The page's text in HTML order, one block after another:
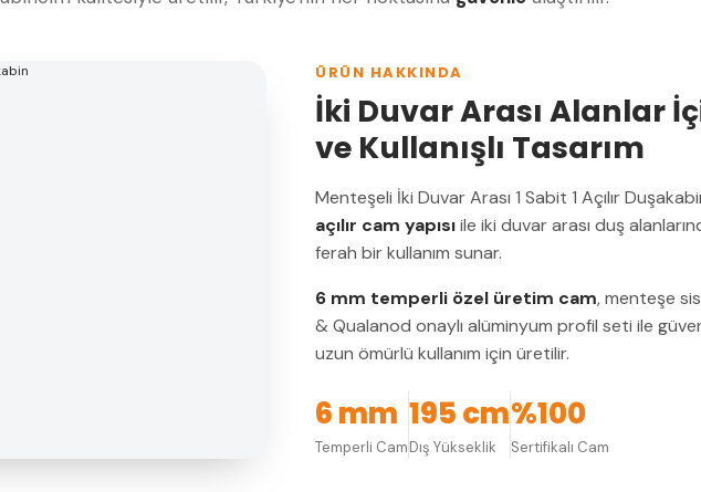
ÜRÜN HAKKINDA
İki Duvar Arası Alanlar
ve Kullanışlı Tasarım
Menteşeli İki Duvar Arası 1 Sabit 1 Açılır
açılır cam yapısıile iki duvar arası duş
ferah bir kullanım sunar.
6 mm temperli özel üretim cam, menteşe
& Qualanod onaylı alüminyum profil seti ile
uzun ömürlü kullanım için üretilir.
6 mm
Temperli Cam
195 cm
Dış Yükseklik
%100
Sertifikalı Cam